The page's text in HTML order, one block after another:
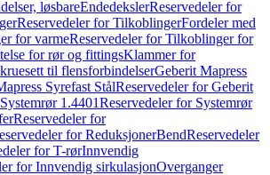
løsbareEndedekslerReservedeler for
Reservedeler for TilkoblingerFordeler med
for varmeReservedeler for Tilkoblinger for
for rør og fittingsKlammer for
til flensforbindelserGeberit Mapress
Syrefast StålReservedeler for Geberit
Systemrør 1.4401Reservedeler for Systemrør
Reservedeler for
for ReduksjonerBendReservedeler
for T-rørInnvendig
for Innvendig sirkulasjonOverganger